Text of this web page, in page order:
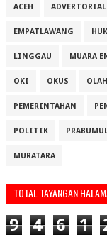
ACEH ADVERTORIAL
EMPATLAWANG
LINGGAU MUARA
OKI OKUS
PEMERINTAHAN
POLITIK
MURATARA
TOTAL TAYANGAN
9 4 6 1